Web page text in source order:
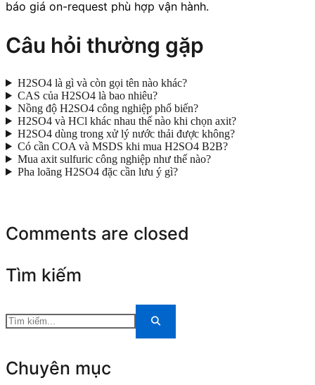
báo giá on-request phù hợp vận hành.
Câu hỏi thường gặp
H2SO4 là gì và còn gọi tên nào khác?
CAS của H2SO4 là bao nhiêu?
Nồng độ H2SO4 công nghiệp phổ biến?
H2SO4 và HCl khác nhau thế nào khi chọn axit?
H2SO4 dùng trong xử lý nước thải được không?
Có cần COA và MSDS khi mua H2SO4 B2B?
Mua axit sulfuric công nghiệp như thế nào?
Pha loãng H2SO4 đặc cần lưu ý gì?
Comments are closed
Tìm kiếm
Chuyên mục